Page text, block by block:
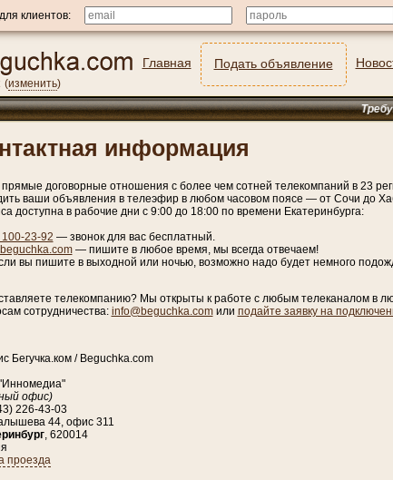
клиентов:
(изменить)
Главная Подать объявление
Требуются
информация
договорные отношения с более чем сотней телекомпаний в 23
ваши объявления в телеэфир в любом часовом поясе — от Сочи до
доступна в рабочие дни с 9:00 до 18:00 по времени Екатеринбурга:
23-92 — звонок для вас бесплатный.
— пишите в любое время, мы всегда отвечаем!
вы пишите в выходной или ночью, возможно надо будет немного
телекомпанию? Мы открыты к работе с любым телеканалом в
сотрудничества: info@beguchka.comили подайте заявку на
Бегучка.ком / Beguchka.com
офис)
226-43-03
44, офис 311
, 620014
проезда